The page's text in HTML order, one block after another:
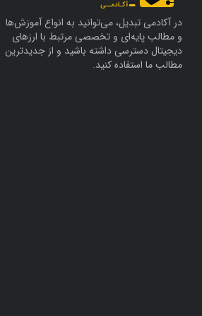
آوی(31)
شیبا(31)
ترون(31)
سویی
دبلاک
فایننس(115)
وو بلاک‌چین(93)
دکریپت
در آکادمی تبدیل، می‌توانید به انواع آموزش‌ها
و مطالب پایه‌ای و تخصصی مرتبط با ارزهای
دیجیتال دسترسی داشته باشید و از جدیدترین
مطالب ما استفاده کنید.